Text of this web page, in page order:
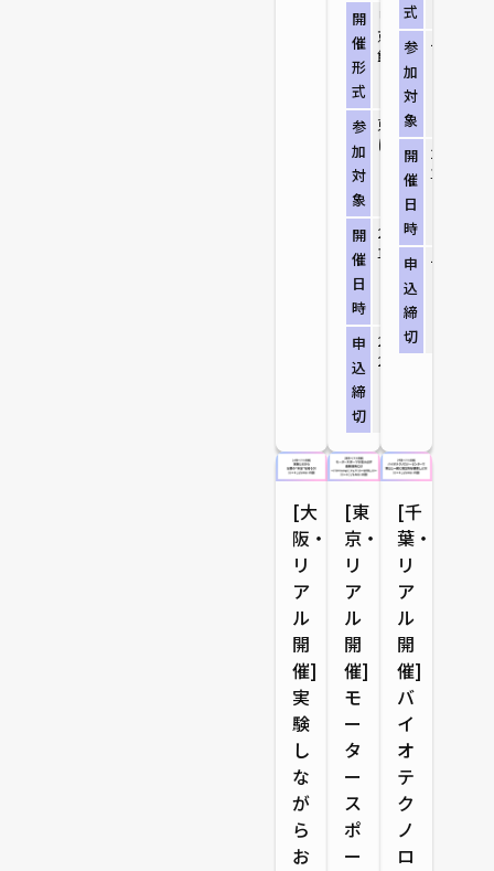
開
催
形
式
リアル開催（東
京都立中央図書
館）
参
加
対
象
東京都内の高校
に通う高校生
開
催
日
時
2026/8/17（月）
13:30～16:00
申
込
締
切
2026/8/11（火）
23:59
式
参
加
対
象
ー
開
催
日
時
2026/8/
19:00～
申
込
締
切
ー
[大
阪・
リ
ア
ル
開
催]
実
験
し
な
が
ら
お
[東
京・
リ
ア
ル
開
催]
モ
ー
タ
ー
ス
ポ
ー
[千
葉・
リ
ア
ル
開
催]
バ
イ
オ
テ
ク
ノ
ロ